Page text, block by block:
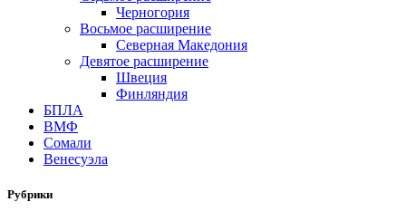
Черногория
Восьмое расширение
Северная Македония
Девятое расширение
Швеция
Финляндия
БПЛА
ВМФ
Сомали
Венесуэла
Рубрики